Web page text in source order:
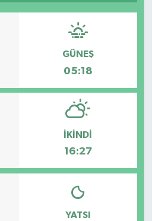
GÜNEŞ
05:18
İKINDI
16:27
YATSI